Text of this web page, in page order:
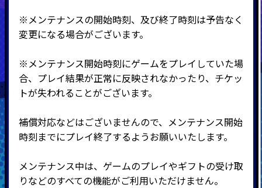
※メンテナンスの開始時刻、及び終了時刻は予告なく
変更になる場合がございます。
※メンテナンス開始時刻にゲームをプレイしていた場
合、プレイ結果が正常に反映されなかったり、チケッ
トが失われることがございます。
補償対応などはございませんので、メンテナンス開始
時刻までにプレイ終了するようお願いいたします。
メンテナンス中は、ゲームのプレイやギフトの受け取
りなどのすべての機能がご利用いただけません。